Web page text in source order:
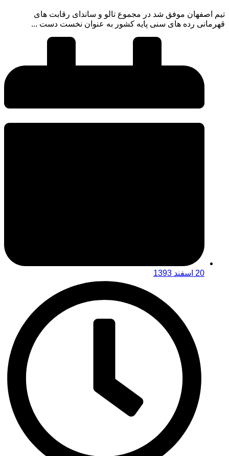
تیم اصفهان موفق شد در مجموع تالو و ساندای رقابت های
قهرمانی رده های سنی پایه کشور به عنوان نخست دست ...
20 اسفند 1393